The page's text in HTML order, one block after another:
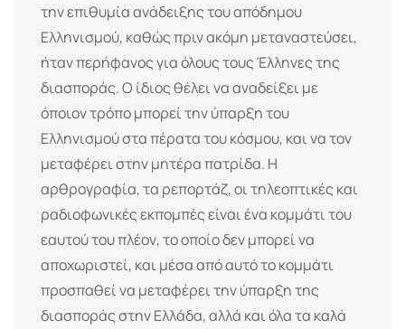
την επιθυμία ανάδειξης του απόδημου
Ελληνισμού, καθώς πριν ακόμη μεταναστεύσει,
ήταν περήφανος για όλους τους Έλληνες της
διασποράς. Ο ίδιος θέλει να αναδείξει με
όποιον τρόπο μπορεί την ύπαρξη του
Ελληνισμού στα πέρατα του κόσμου, και να τον
μεταφέρει στην μητέρα πατρίδα. Η
αρθρογραφία, τα ρεπορτάζ, οι τηλεοπτικές και
ραδιοφωνικές εκπομπές είναι ένα κομμάτι του
εαυτού του πλέον, το οποίο δεν μπορεί να
αποχωριστεί, και μέσα από αυτό το κομμάτι
προσπαθεί να μεταφέρει την ύπαρξη της
διασποράς στην Ελλάδα, αλλά και όλα τα καλά